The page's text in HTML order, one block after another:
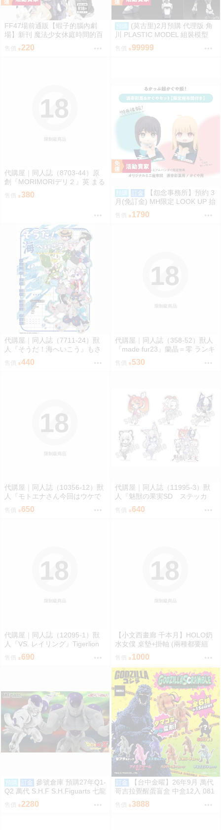
FF47場前通販【蝦子的腦內劇
場】新刊 魔法少女休庭時間的百
合花藝2 魔法少女的魔女裁判 蝦
子 Ebiko［箱庭交響曲-通販］
220
預購
(莫古里)2月預購 代理版 角
川 PLASTIC MODEL 組裝模型
驚爆危機 1/48 強弩兵 一般版 免
訂金
99999
限制級商品
18
代購屋｜同人誌（8703-44）原
創『MORIMORIデリ２』英 まる
てん丼
售價 380 預購 訂金
【怨念事務所】預約 3
月(免訂金) MH限定 LOOK UP 抬
頭 超時空輝耀姬 輝耀&酒寄彩葉
套組附特典 0816
售價 1790
代購屋｜同人誌（7711-24）獸
人『そうだ！海へいこう』もさ
パラレルワールド
440
限制級商品
18
代購屋｜同人誌（358-52）獸人
『made fur23』蘭晶＝零 ランキ
チ 096530
限制級商品
18
代購屋｜同人誌（10356-12）獸
人『モトエナさん今回はウケで
お願いします！！』まだら模様
まんだら亭
售價 650
代購屋｜同人誌（11995-3）獸
人『魅獣の果実SD ステッカ
ー』KEYAKI Hobby rig-pa2026
KEYAKI Hobby
售價 640
限制級商品
18
代購屋｜同人誌（12095-1）獸
人『VS. レイリング』Tigerlion
Moikana GRRRCOMICS-TG
售價 690
限制級商品
18
【小文西畫廊 千本月】HOLO奶
水女僕 桌墊+掛軸 (兩種都要組
合) 桌墊 滑鼠墊 70*40 掛軸 50*7
0 R18【FF47場前預購】{宅即
門}
售價 1000
預購 訂金 參號倉庫 預購27年Q1-
Q2 萬代 S.H.F S.H.Figuarts 七龍
珠 FULL POWER 弗力札 戰損版
售價 2280
訂金
【台中金曜】26年9月 萬代
哥吉拉覺醒蛋盲盒 中盒12入 081
售價 3888